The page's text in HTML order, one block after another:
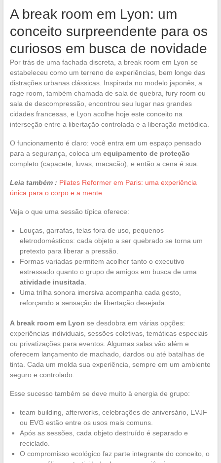
A break room em Lyon: um
conceito surpreendente para os
curiosos em busca de novidade
Por trás de uma fachada discreta, a break room em Lyon se
estabeleceu como um terreno de experiências, bem longe das
distrações urbanas clássicas. Inspirada no modelo japonês, a
rage room, também chamada de sala de quebra, fury room ou
sala de descompressão, encontrou seu lugar nas grandes
cidades francesas, e Lyon acolhe hoje este conceito na
interseção entre a libertação controlada e a liberação metódica.
O funcionamento é claro: você entra em um espaço pensado
para a segurança, coloca um equipamento de proteção
completo (capacete, luvas, macacão), e então a cena é sua.
Leia também : Pilates Reformer em Paris: uma experiência
única para o corpo e a mente
Veja o que uma sessão típica oferece:
Louças, garrafas, telas fora de uso, pequenos
eletrodomésticos: cada objeto a ser quebrado se torna um
pretexto para liberar a pressão.
Formas variadas permitem acolher tanto o executivo
estressado quanto o grupo de amigos em busca de uma
atividade inusitada.
Uma trilha sonora imersiva acompanha cada gesto,
reforçando a sensação de libertação desejada.
A break room em Lyon se desdobra em várias opções:
experiências individuais, sessões coletivas, temáticas especiais
ou privatizações para eventos. Algumas salas vão além e
oferecem lançamento de machado, dardos ou até batalhas de
tinta. Cada um molda sua experiência, sempre em um ambiente
seguro e controlado.
Esse sucesso também se deve muito à energia de grupo:
team building, afterworks, celebrações de aniversário, EVJF
ou EVG estão entre os usos mais comuns.
Após as sessões, cada objeto destruído é separado e
reciclado.
O compromisso ecológico faz parte integrante do conceito, o